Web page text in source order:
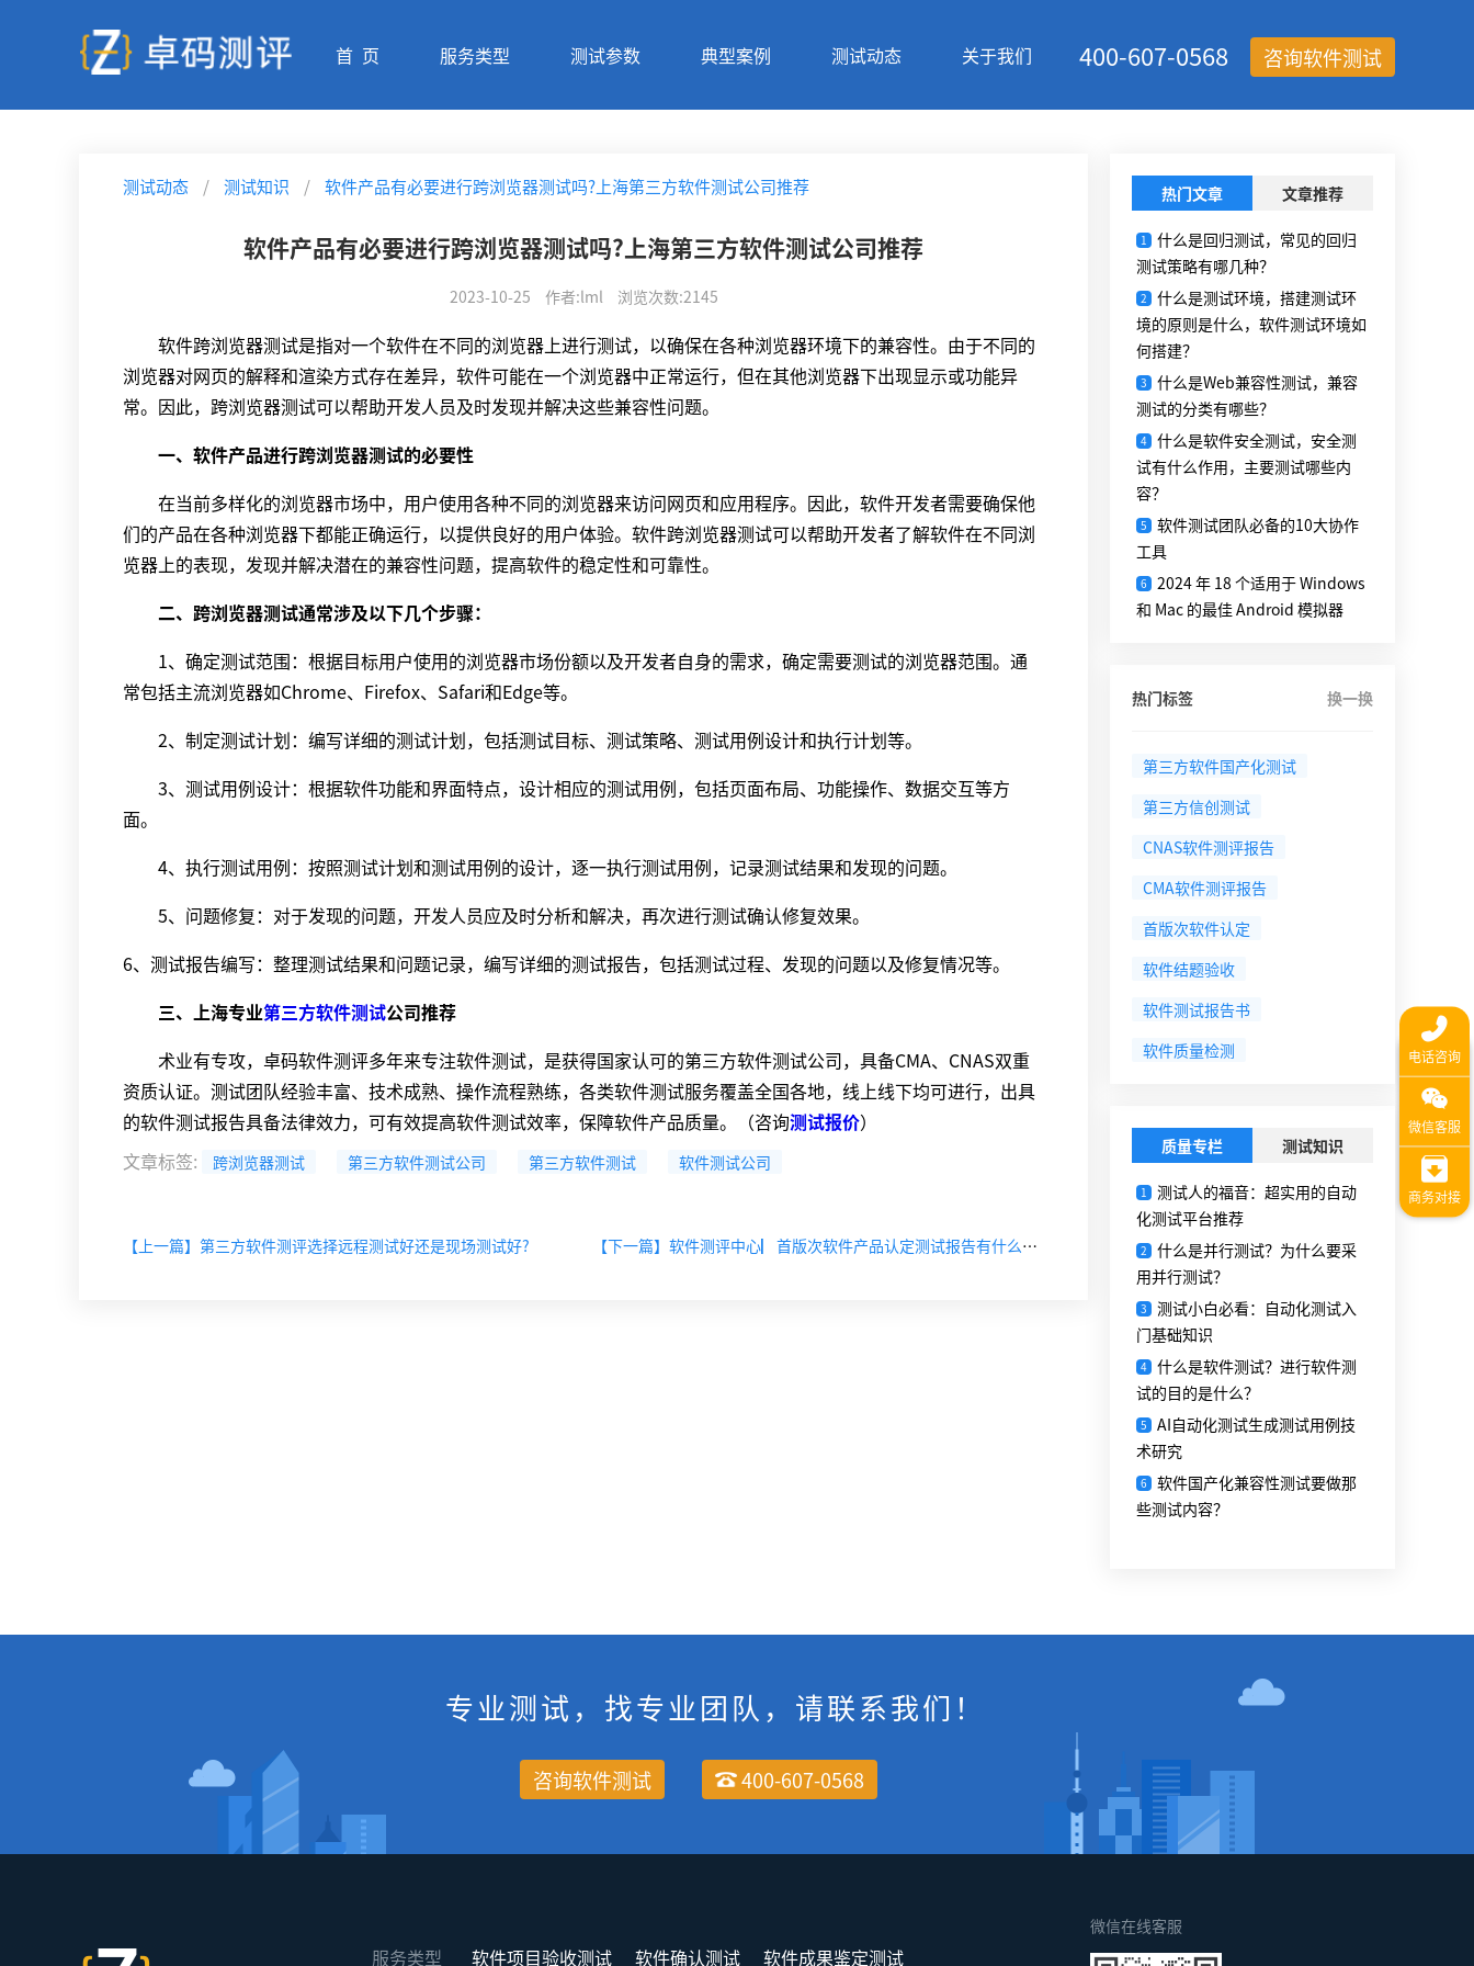
首 页 服务类型 测试参数 典型案例 测试动态 关于我们 咨询软件测试
400-607-0568
测试动态 / 测试知识 / 软件产品有必要进行跨浏览器测试吗?上海第三方软件测试公司推荐
软件产品有必要进行跨浏览器测试吗?上海第三方软件测试公司推荐
2023-10-25 作者:lml 浏览次数:2145
软件跨浏览器测试是指对一个软件在不同的浏览器上进行测试，以确保在各种浏览器环境下的兼容性。由于不同的
浏览器对网页的解释和渲染方式存在差异，软件可能在一个浏览器中正常运行，但在其他浏览器下出现显示或功能异
常。因此，跨浏览器测试可以帮助开发人员及时发现并解决这些兼容性问题。
一、软件产品进行跨浏览器测试的必要性
在当前多样化的浏览器市场中，用户使用各种不同的浏览器来访问网页和应用程序。因此，软件开发者需要确保他
们的产品在各种浏览器下都能正确运行，以提供良好的用户体验。软件跨浏览器测试可以帮助开发者了解软件在不同浏
览器上的表现，发现并解决潜在的兼容性问题，提高软件的稳定性和可靠性。
二、跨浏览器测试通常涉及以下几个步骤：
1、确定测试范围：根据目标用户使用的浏览器市场份额以及开发者自身的需求，确定需要测试的浏览器范围。通
常包括主流浏览器如Chrome、Firefox、Safari和Edge等。
2、制定测试计划：编写详细的测试计划，包括测试目标、测试策略、测试用例设计和执行计划等。
3、测试用例设计：根据软件功能和界面特点，设计相应的测试用例，包括页面布局、功能操作、数据交互等方
面。
4、执行测试用例：按照测试计划和测试用例的设计，逐一执行测试用例，记录测试结果和发现的问题。
5、问题修复：对于发现的问题，开发人员应及时分析和解决，再次进行测试确认修复效果。
6、测试报告编写：整理测试结果和问题记录，编写详细的测试报告，包括测试过程、发现的问题以及修复情况等。
三、上海专业第三方软件测试公司推荐
术业有专攻，卓码软件测评多年来专注软件测试，是获得国家认可的第三方软件测试公司，具备CMA、CNAS双重
资质认证。测试团队经验丰富、技术成熟、操作流程熟练，各类软件测试服务覆盖全国各地，线上线下均可进行，出具
的软件测试报告具备法律效力，可有效提高软件测试效率，保障软件产品质量。（咨询测试报价）
文章标签: 跨浏览器测试 第三方软件测试公司 第三方软件测试 软件测试公司
【上一篇】第三方软件测评选择远程测试好还是现场测试好? 【下一篇】软件测评中心▏首版次软件产品认定测试报告有什么作用
热门文章 文章推荐
1
什么是回归测试，常见的回归
测试策略有哪几种？
2
什么是测试环境，搭建测试环
境的原则是什么，软件测试环境如
何搭建？
3
什么是Web兼容性测试，兼容
测试的分类有哪些？
4 什么是软件安全测试，安全测
试有什么作用，主要测试哪些内
容？
5
软件测试团队必备的10大协作
工具
6
2024 年 18 个适用于 Windows
和 Mac 的最佳 Android 模拟器
热门标签 换一换
第三方软件国产化测试
第三方信创测试
CNAS软件测评报告
CMA软件测评报告
首版次软件认定
软件结题验收
软件测试报告书
软件质量检测
质量专栏 测试知识
1
测试人的福音：超实用的自动
化测试平台推荐
2
什么是并行测试？为什么要采
用并行测试？
3
测试小白必看：自动化测试入
门基础知识
4 什么是软件测试？进行软件测
试的目的是什么？
5
AI自动化测试生成测试用例技
术研究
6
软件国产化兼容性测试要做那
些测试内容？
专业测试，找专业团队，请联系我们！
咨询软件测试 400-607-0568
服务类型 软件项目验收测试 软件确认测试 软件成果鉴定测试
微信在线客服